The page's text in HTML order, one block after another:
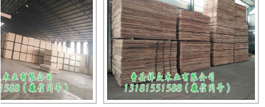
浮雕生态板